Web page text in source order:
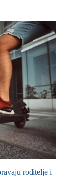
roditelje i